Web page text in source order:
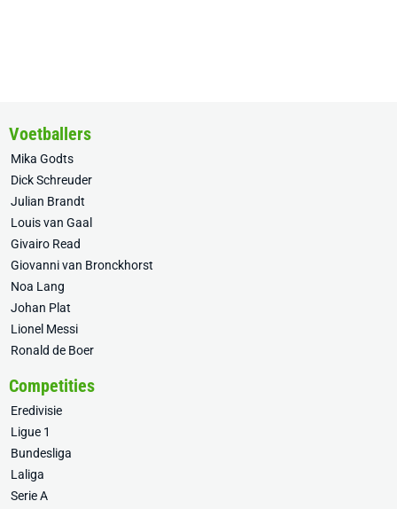
Voetballers
Mika Godts
Dick Schreuder
Julian Brandt
Louis van Gaal
Givairo Read
Giovanni van Bronckhorst
Noa Lang
Johan Plat
Lionel Messi
Ronald de Boer
Competities
Eredivisie
Ligue 1
Bundesliga
Laliga
Serie A